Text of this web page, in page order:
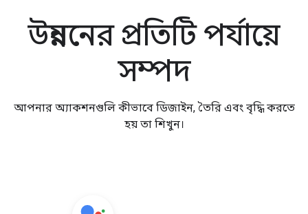
উন্নয়নের প্রতিটি পর্যায়ে
সম্পদ
আপনার অ্যাকশনগুলি কীভাবে ডিজাইন, তৈরি এবং বৃদ্ধি করতে
হয় তা শিখুন।